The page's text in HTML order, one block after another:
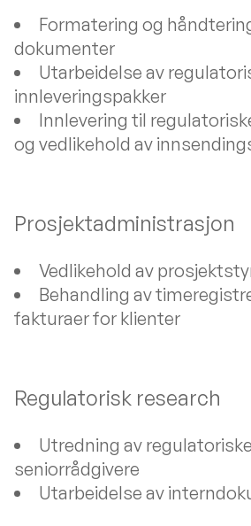
Formatering og
dokumenter
Utarbeidelse av
innleveringspakker
Innlevering til
og vedlikehold av
Prosjektadministrasjon
Vedlikehold av
Behandling av
fakturaer for klienter
Regulatorisk research
Utredning av
seniorrådgivere
Utarbeidelse av